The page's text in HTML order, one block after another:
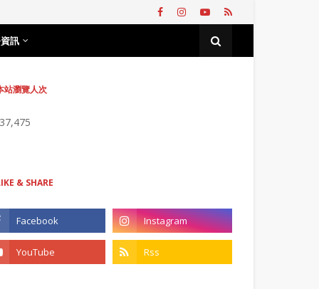
訊
站瀏覽人次
& SHARE